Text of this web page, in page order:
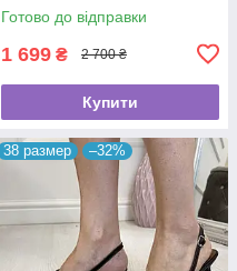
Готово до відправки
1 699 ₴ 2 700 ₴
Купити
38 размер –32%